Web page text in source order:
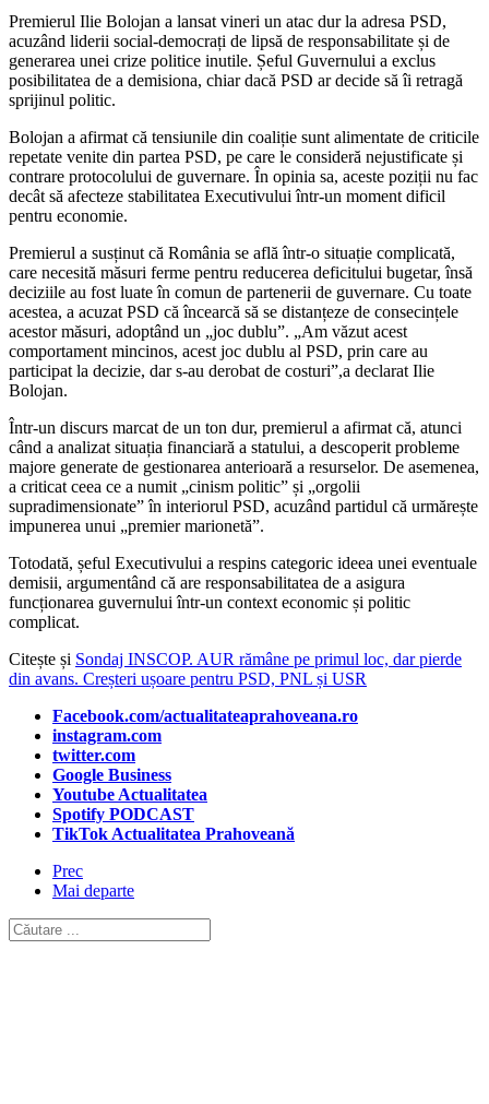
Premierul Ilie Bolojan a lansat vineri un atac dur la adresa PSD,
acuzând liderii social-democrați de lipsă de responsabilitate și de
generarea unei crize politice inutile. Șeful Guvernului a exclus
posibilitatea de a demisiona, chiar dacă PSD ar decide să îi retragă
sprijinul politic.
Bolojan a afirmat că tensiunile din coaliție sunt alimentate de criticile
repetate venite din partea PSD, pe care le consideră nejustificate și
contrare protocolului de guvernare. În opinia sa, aceste poziții nu fac
decât să afecteze stabilitatea Executivului într-un moment dificil
pentru economie.
Premierul a susținut că România se află într-o situație complicată,
care necesită măsuri ferme pentru reducerea deficitului bugetar, însă
deciziile au fost luate în comun de partenerii de guvernare. Cu toate
acestea, a acuzat PSD că încearcă să se distanțeze de consecințele
acestor măsuri, adoptând un „joc dublu”. „Am văzut acest
comportament mincinos, acest joc dublu al PSD, prin care au
participat la decizie, dar s-au derobat de costuri”,a declarat Ilie
Bolojan.
Într-un discurs marcat de un ton dur, premierul a afirmat că, atunci
când a analizat situația financiară a statului, a descoperit probleme
majore generate de gestionarea anterioară a resurselor. De asemenea,
a criticat ceea ce a numit „cinism politic” și „orgolii
supradimensionate” în interiorul PSD, acuzând partidul că urmărește
impunerea unui „premier marionetă”.
Totodată, șeful Executivului a respins categoric ideea unei eventuale
demisii, argumentând că are responsabilitatea de a asigura
funcționarea guvernului într-un context economic și politic
complicat.
Citește și Sondaj INSCOP. AUR rămâne pe primul loc, dar pierde
din avans. Creșteri ușoare pentru PSD, PNL și USR
Facebook.com/actualitateaprahoveana.ro
instagram.com
twitter.com
Google Business
Youtube Actualitatea
Spotify PODCAST
TikTok Actualitatea Prahoveană
Prec
Mai departe